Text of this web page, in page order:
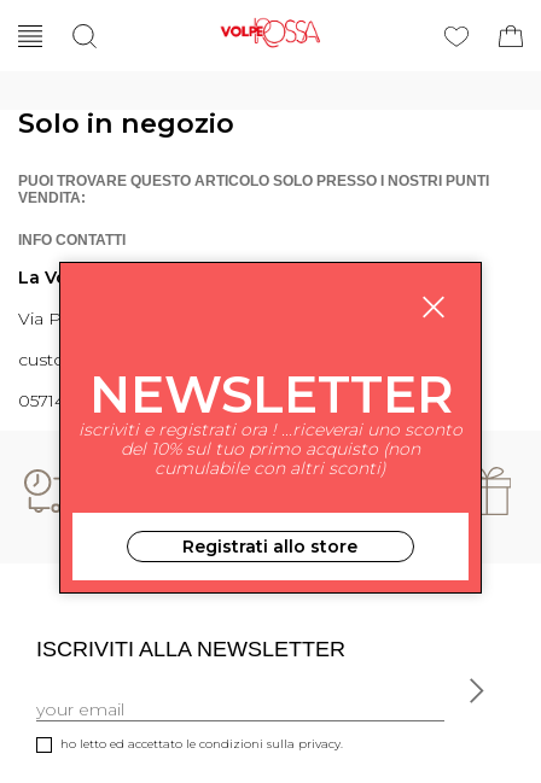
Solo in negozio
PUOI TROVARE QUESTO ARTICOLO SOLO PRESSO I NOSTRI PUNTI
VENDITA:
INFO CONTATTI
La Volpe Rossa
Via Piave 27 56024 Ponte a Egola
customercare@lavolperossa.it
0571498228
ISCRIVITI ALLA NEWSLETTER
ho letto ed accettato le condizioni sulla privacy.
NEWSLETTER
iscriviti e registrati ora ! ...riceverai uno sconto
del 10% sul tuo primo acquisto (non
cumulabile con altri sconti)
Registrati allo store